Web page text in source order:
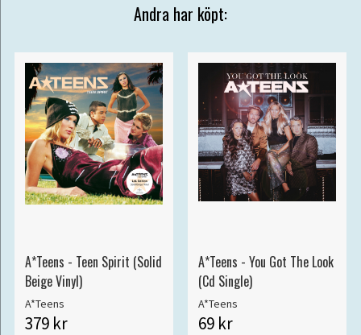
Andra har köpt:
A*Teens - Teen Spirit (Solid
Beige Vinyl)
A*Teens
379 kr
A*Teens - You Got The Look
(Cd Single)
A*Teens
69 kr